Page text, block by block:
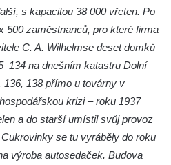
náměstí v
náměstí v
náměstí v
náměstí v
s kapacitou 38 000 vřeten. Po
500 zaměstnanců, pro které firma
C. A. Wilhelmse deset domků
na dnešním katastru Dolní
138 přímo u továrny v
krizi – roku 1937
a do starší umístil svůj provoz
se tu vyráběly do roku
výroba autosedaček. Budova